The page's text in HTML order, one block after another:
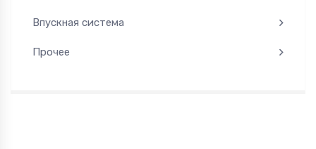
Впускная система
Прочее